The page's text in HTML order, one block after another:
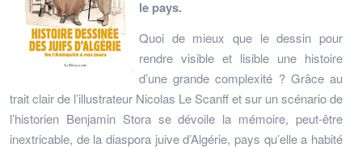
le pays.
Quoi de mieux que le dessin pour
rendre visible et lisible une histoire
d’une grande complexité ? Grâce au
trait clair de l’illustrateur Nicolas Le Scanff et sur un scénario de
l’historien Benjamin Stora se dévoile la mémoire, peut-être
inextricable, de la diaspora juive d’Algérie, pays qu’elle a habité